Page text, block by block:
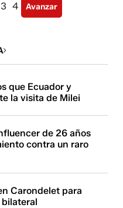
3 4 Avanzar
que Ecuador y
la visita de Milei
de 26 años
contra un raro
Carondelet para